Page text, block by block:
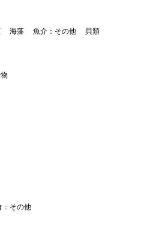
海藻 魚介：その他 貝類
：その他